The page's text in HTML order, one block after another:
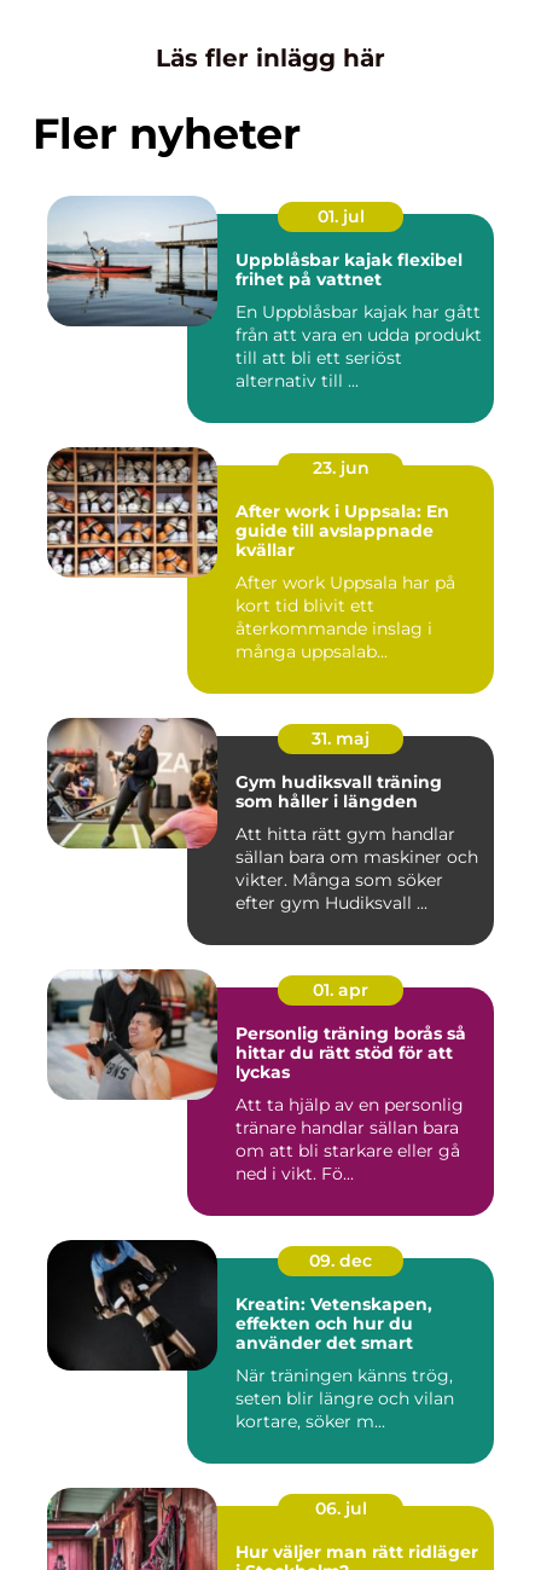
Läs fler inlägg här
Fler nyheter
01. jul
Uppblåsbar kajak flexibel
frihet på vattnet
En Uppblåsbar kajak har gått
från att vara en udda produkt
till att bli ett seriöst
alternativ till ...
23. jun
After work i Uppsala: En
guide till avslappnade
kvällar
After work Uppsala har på
kort tid blivit ett
återkommande inslag i
många uppsalab...
31. maj
Gym hudiksvall träning
som håller i längden
Att hitta rätt gym handlar
sällan bara om maskiner och
vikter. Många som söker
efter gym Hudiksvall ...
01. apr
Personlig träning borås så
hittar du rätt stöd för att
lyckas
Att ta hjälp av en personlig
tränare handlar sällan bara
om att bli starkare eller gå
ned i vikt. Fö...
09. dec
Kreatin: Vetenskapen,
effekten och hur du
använder det smart
När träningen känns trög,
seten blir längre och vilan
kortare, söker m...
06. jul
Hur väljer man rätt ridläger